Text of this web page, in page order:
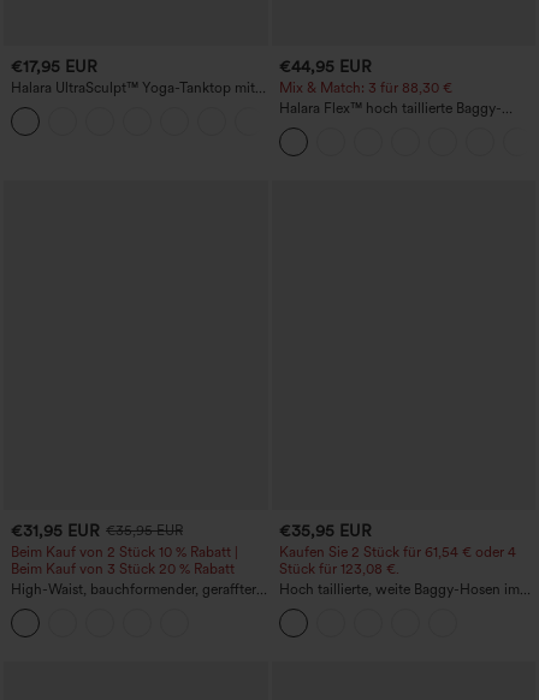
€17,95 EUR
Halara UltraSculpt™ Yoga-Tanktop mit
doppelten Trägern und gedrehtem
Rückendesign
€44,95 EUR
Mix & Match: 3 für 88,30 €
Halara Flex™ hoch taillierte Baggy-
Jeans mit Taschen, weitem Bein,
stonewashed, lässig
€31,95 EUR €35,95 EUR
Beim Kauf von 2 Stück 10 % Rabatt |
Beim Kauf von 3 Stück 20 % Rabatt
High-Waist, bauchformender, geraffter
Midirock mit geschwungenem Saum, 2-
in-1 Fleece/PU, lässig
€35,95 EUR
Kaufen Sie 2 Stück für 61,54 € oder 4
Stück für 123,08 €.
Hoch taillierte, weite Baggy-Hosen im
Casual-Stil mit Taschen